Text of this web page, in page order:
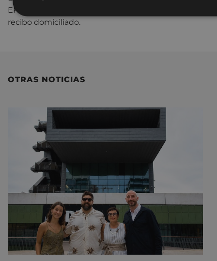
EP3 y EP4 se cobrará en un único pago, mediante
recibo domiciliado.
OTRAS NOTICIAS